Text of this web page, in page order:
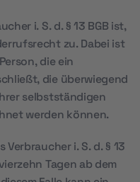
i. S. d. § 13 BGB ist,
zu. Dabei ist
die ein
die überwiegend
selbstständigen
werden können.
i. S. d. § 13
Tagen ab dem